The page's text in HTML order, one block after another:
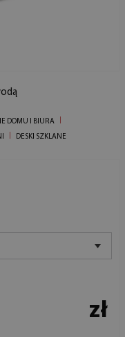
DOMU I BIURA
DESKI SZKLANE
zł